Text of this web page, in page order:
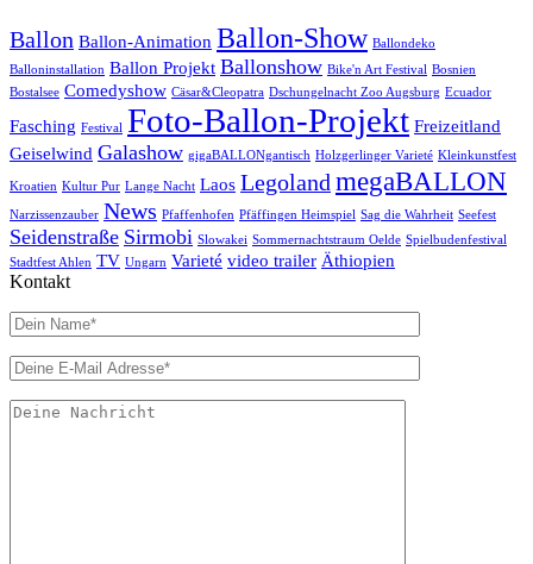
Ballon Ballon-Animation Ballon-Show Ballondeko
Balloninstallation Ballon Projekt Ballonshow Bike'n Art Festival Bosnien
Bostalsee Comedyshow Cäsar&Cleopatra Dschungelnacht Zoo Augsburg Ecuador
Fasching Festival Foto-Ballon-Projekt Freizeitland
Geiselwind Galashow gigaBALLONgantisch Holzgerlinger Varieté Kleinkunstfest
Kroatien Kultur Pur Lange Nacht Laos Legoland megaBALLON
Narzissenzauber News Pfaffenhofen Pfäffingen Heimspiel Sag die Wahrheit Seefest
Seidenstraße Sirmobi Slowakei Sommernachtstraum Oelde Spielbudenfestival
Stadtfest Ahlen TV Ungarn Varieté video trailer Äthiopien
Kontakt